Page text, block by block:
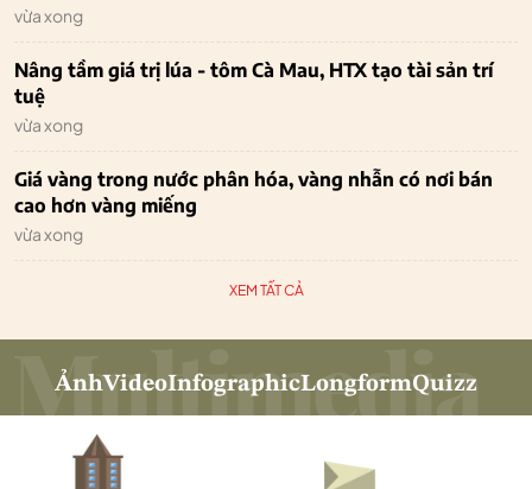
vừa xong
Nâng tầm giá trị lúa - tôm Cà Mau, HTX tạo tài sản trí
tuệ
vừa xong
Giá vàng trong nước phân hóa, vàng nhẫn có nơi bán
cao hơn vàng miếng
vừa xong
XEM TẤT CẢ
ẢnhVideoInfographicLongformQuizz